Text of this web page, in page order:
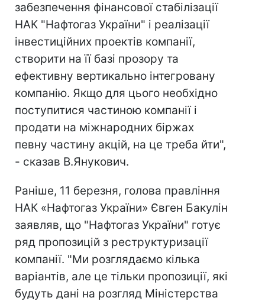
забезпечення фінансової стабілізації
НАК "Нафтогаз України" і реалізації
інвестиційних проектів компанії,
створити на її базі прозору та
ефективну вертикально інтегровану
компанію. Якщо для цього необхідно
поступитися частиною компанії і
продати на міжнародних біржах
певну частину акцій, на це треба йти",
- сказав В.Янукович.
Раніше, 11 березня, голова правління
НАК «Нафтогаз України» Євген Бакулін
заявляв, що "Нафтогаз України" готує
ряд пропозицій з реструктуризації
компанії. "Ми розглядаємо кілька
варіантів, але це тільки пропозиції, які
будуть дані на розгляд Міністерства